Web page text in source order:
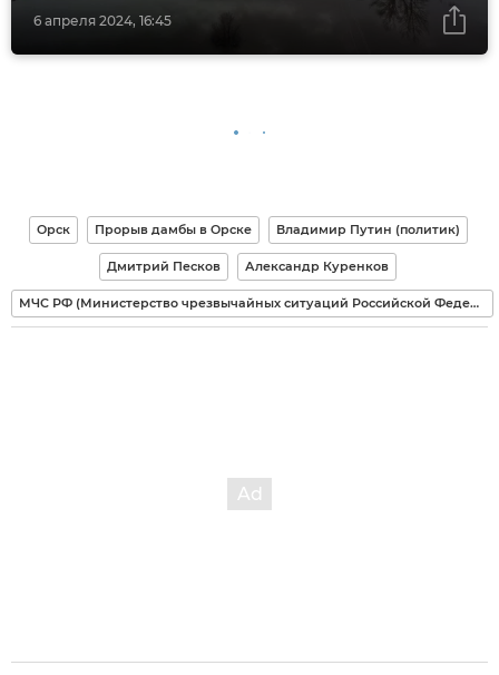
6 апреля 2024, 16:45
Орск Прорыв дамбы в Орске Владимир Путин (политик)
Дмитрий Песков Александр Куренков
МЧС РФ (Министерство чрезвычайных ситуаций Российской Федерации)